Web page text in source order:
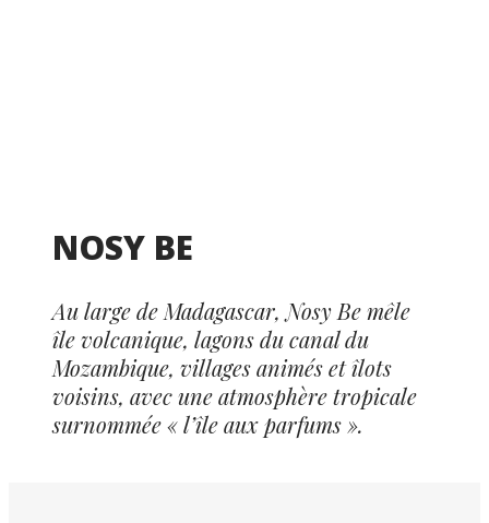
NOSY BE
Au large de Madagascar, Nosy Be mêle
île volcanique, lagons du canal du
Mozambique, villages animés et îlots
voisins, avec une atmosphère tropicale
surnommée « l’île aux parfums ».